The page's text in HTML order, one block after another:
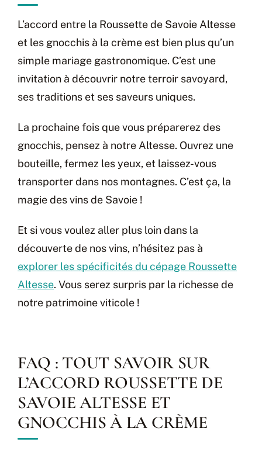
L’accord entre la Roussette de Savoie Altesse
et les gnocchis à la crème est bien plus qu’un
simple mariage gastronomique. C’est une
invitation à découvrir notre terroir savoyard,
ses traditions et ses saveurs uniques.
La prochaine fois que vous préparerez des
gnocchis, pensez à notre Altesse. Ouvrez une
bouteille, fermez les yeux, et laissez-vous
transporter dans nos montagnes. C’est ça, la
magie des vins de Savoie !
Et si vous voulez aller plus loin dans la
découverte de nos vins, n’hésitez pas à
explorer les spécificités du cépage Roussette
Altesse. Vous serez surpris par la richesse de
notre patrimoine viticole !
FAQ : TOUT SAVOIR SUR
L’ACCORD ROUSSETTE DE
SAVOIE ALTESSE ET
GNOCCHIS À LA CRÈME